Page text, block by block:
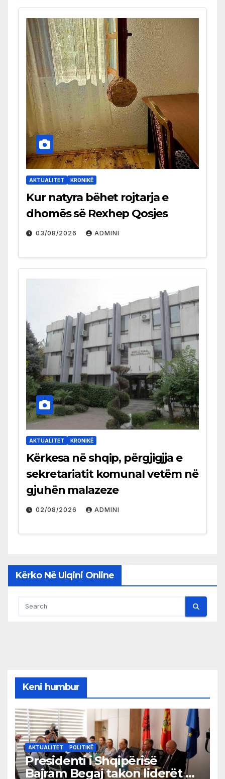
AKTUALITET KRONIKË
Kur natyra bëhet rojtarja e
dhomës së Rexhep Qosjes
03/08/2026 ADMINI
AKTUALITET KRONIKË
Kërkesa në shqip, përgjigjja e
sekretariatit komunal vetëm në
gjuhën malazeze
02/08/2026 ADMINI
Kërko Në Ulqini Online
Keni humbur
AKTUALITET POLITIKË
Presidenti i Shqipërisë
Bajram Begaj takon liderët e